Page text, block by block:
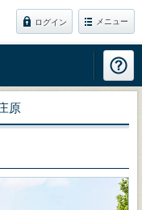
ログイン メニュー
原